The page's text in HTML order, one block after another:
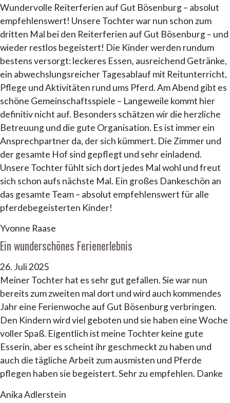
Wundervolle Reiterferien auf Gut Bösenburg – absolut
empfehlenswert! Unsere Tochter war nun schon zum
dritten Mal bei den Reiterferien auf Gut Bösenburg – und
wieder restlos begeistert! Die Kinder werden rundum
bestens versorgt: leckeres Essen, ausreichend Getränke,
ein abwechslungsreicher Tagesablauf mit Reitunterricht,
Pflege und Aktivitäten rund ums Pferd. Am Abend gibt es
schöne Gemeinschaftsspiele – Langeweile kommt hier
definitiv nicht auf. Besonders schätzen wir die herzliche
Betreuung und die gute Organisation. Es ist immer ein
Ansprechpartner da, der sich kümmert. Die Zimmer und
der gesamte Hof sind gepflegt und sehr einladend.
Unsere Tochter fühlt sich dort jedes Mal wohl und freut
sich schon aufs nächste Mal. Ein großes Dankeschön an
das gesamte Team – absolut empfehlenswert für alle
pferdebegeisterten Kinder!
Yvonne Raase
Ein wunderschönes Ferienerlebnis
26. Juli 2025
Meiner Tochter hat es sehr gut gefallen. Sie war nun
bereits zum zweiten mal dort und wird auch kommendes
Jahr eine Ferienwoche auf Gut Bösenburg verbringen.
Den Kindern wird viel geboten und sie haben eine Woche
voller Spaß. Eigentlich ist meine Tochter keine gute
Esserin, aber es scheint ihr geschmeckt zu haben und
auch die tägliche Arbeit zum ausmisten und Pferde
pflegen haben sie begeistert. Sehr zu empfehlen. Danke
Anika Adlerstein